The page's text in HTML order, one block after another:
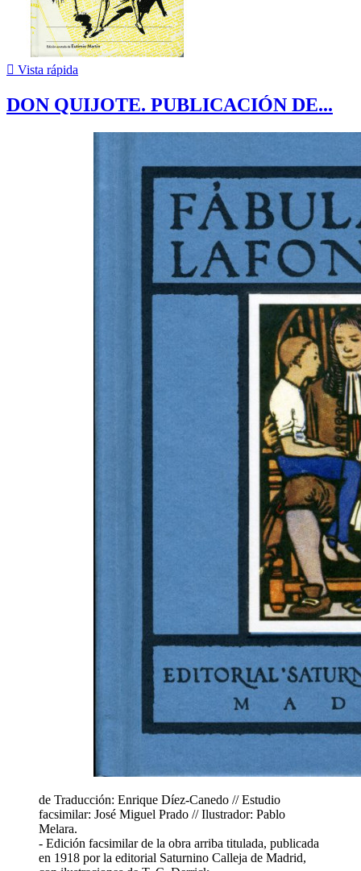
 Vista rápida
DON QUIJOTE. PUBLICACIÓN DE...
de Traducción: Enrique Díez-Canedo // Estudio
facsimilar: José Miguel Prado // Ilustrador: Pablo
Melara.
- Edición facsimilar de la obra arriba titulada, publicada
en 1918 por la editorial Saturnino Calleja de Madrid,